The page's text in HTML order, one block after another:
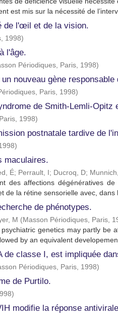
est mis sur la nécessité de
de l'œil et de la vision.
, 1998)
l'âge.
Périodiques, Paris, 1998)
nouveau gène
Paris, 1998)
de Smith-Lemli-Opitz
, 1998)
postnatale tardive de
)
maculaires.
É; Perrault, I ; Ducroq, D;
des affections dégénératives
de la rétine sensorielle avec, dans
de phénotypes.
M (Masson Périodiques, Paris,
genetics may partly be
by an equivalent
de classe I, est impliquée
Périodiques, Paris, 1998)
de Purtilo.
)
modifie la réponse